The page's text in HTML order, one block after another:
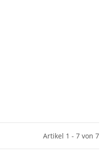
Artikel 1 - 7 von 7